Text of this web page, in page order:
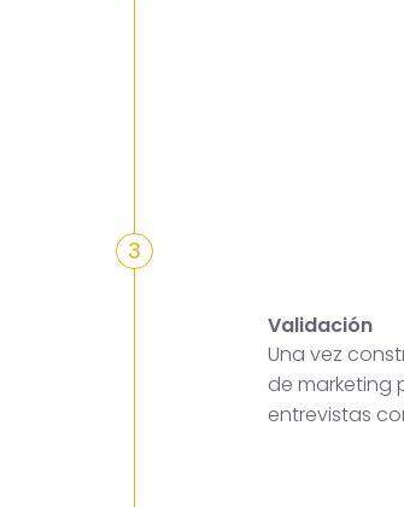
3
Validación
Una vez
de marketing
entrevistas